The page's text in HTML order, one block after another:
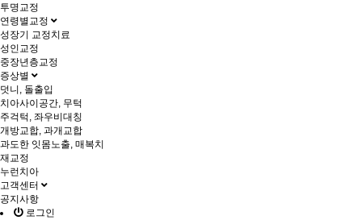
투명교정
연령별교정
성장기 교정치료
성인교정
중장년층교정
증상별
덧니, 돌출입
치아사이공간, 무턱
주걱턱, 좌우비대칭
개방교합, 과개교합
과도한 잇몸노출, 매복치
재교정
누런치아
고객센터
공지사항
로그인